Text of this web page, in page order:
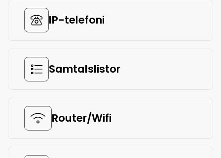
IP-telefoni
Samtalslistor
Router/Wifi